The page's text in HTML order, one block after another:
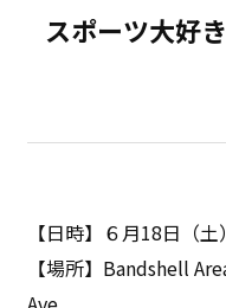
スポーツ大好
【日時】６月18日（
【場所】Bandshell